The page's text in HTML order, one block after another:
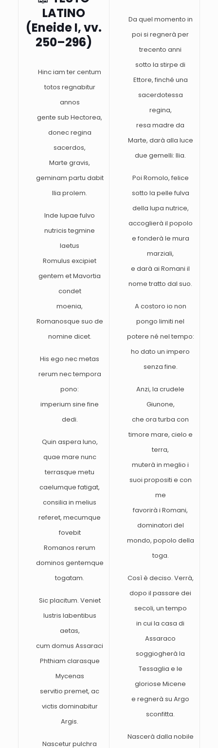
LATINO
(Eneide I, vv.
250–296)
Hinc iam ter centum
totos regnabitur
annos
gente sub Hectorea,
donec regina
sacerdos,
Marte gravis,
geminam partu dabit
Ilia prolem.
Inde lupae fulvo
nutricis tegmine
laetus
Romulus excipiet
gentem et Mavortia
condet
moenia,
Romanosque suo de
nomine dicet.
His ego nec metas
rerum nec tempora
pono:
imperium sine fine
dedi.
Quin aspera Iuno,
quae mare nunc
terrasque metu
caelumque fatigat,
consilia in melius
referet, mecumque
fovebit
Romanos rerum
dominos gentemque
togatam.
Sic placitum. Veniet
lustris labentibus
aetas,
cum domus Assaraci
Phthiam clarasque
Mycenas
servitio premet, ac
victis dominabitur
Argis.
Nascetur pulchra
Da quel momento in
poi si regnerà per
trecento anni
sotto la stirpe di
Ettore, finché una
sacerdotessa
regina,
resa madre da
Marte, darà alla luce
due gemelli: Ilia.
Poi Romolo, felice
sotto la pelle fulva
della lupa nutrice,
accoglierà il popolo
e fonderà le mura
marziali,
e darà ai Romani il
nome tratto dal suo.
A costoro io non
pongo limiti nel
potere né nel tempo:
ho dato un impero
senza fine.
Anzi, la crudele
Giunone,
che ora turba con
timore mare, cielo e
terra,
muterà in meglio i
suoi propositi e con
me
favorirà i Romani,
dominatori del
mondo, popolo della
toga.
Così è deciso. Verrà,
dopo il passare dei
secoli, un tempo
in cui la casa di
Assaraco
soggiogherà la
Tessaglia e le
gloriose Micene
e regnerà su Argo
sconfitta.
Nascerà dalla nobile